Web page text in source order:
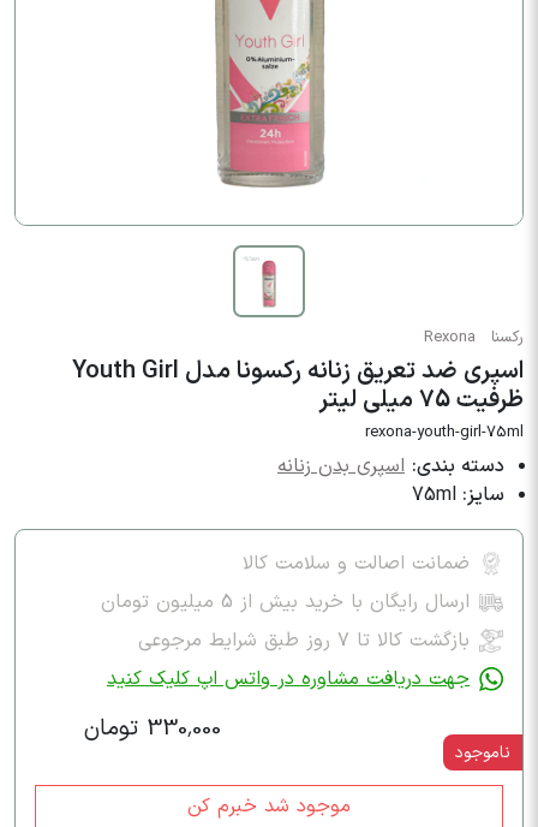
رکسنا Rexona
اسپری ضد تعریق زنانه رکسونا مدل Youth Girl
ظرفیت 75 میلی لیتر
rexona-youth-girl-75ml
دسته بندی: اسپری بدن زنانه
سایز: 75ml
ضمانت اصالت و سلامت کالا
ارسال رایگان با خرید بیش از 5 میلیون تومان
بازگشت کالا تا ۷ روز طبق شرایط مرجوعی
جهت دریافت مشاوره در واتس اپ کلیک کنید
330,000 تومان
ناموجود
موجود شد خبرم کن